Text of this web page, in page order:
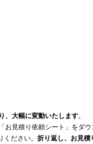
、大幅に変動いたします。
見積り依頼シート」をダウ
ださい。 折り返し、お見積